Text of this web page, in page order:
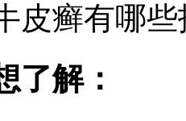
皮癣有哪
了解：